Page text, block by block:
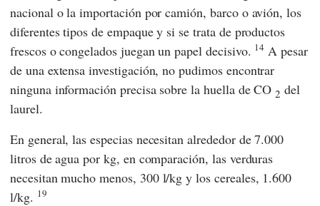
nacional o la importación por camión, barco o avión, los
diferentes tipos de empaque y si se trata de productos
frescos o congelados juegan un papel decisivo. 14 A pesar
de una extensa investigación, no pudimos encontrar
ninguna información precisa sobre la huella de CO2 del
laurel.
En general, las especias necesitan alrededor de 7.000
litros de agua por kg, en comparación, las verduras
necesitan mucho menos, 300 l/kg y los cereales, 1.600
l/kg. 19